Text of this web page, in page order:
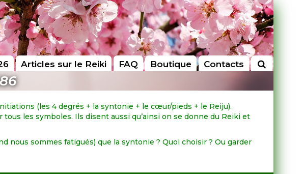
Articles sur le Reiki FAQ Boutique Contacts
(les 4 degrés + la syntonie + le cœur/pieds + le Reiju).
les symboles. Ils disent aussi qu’ainsi on se donne du Reiki et
nous sommes fatigués) que la syntonie ? Quoi choisir ? Ou garder